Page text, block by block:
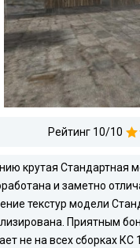
Рейтинг 10/10
крутая Стандартная
и заметно
текстур модели
Приятным
не на всех сборках КС